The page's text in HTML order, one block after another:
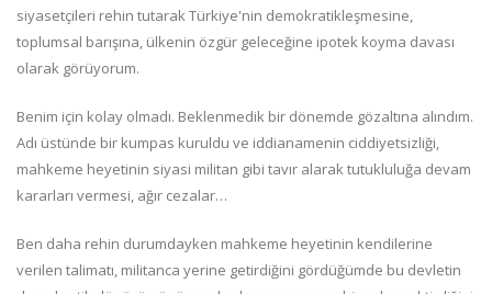
siyasetçileri rehin tutarak Türkiye'nin demokratikleşmesine,
toplumsal barışına, ülkenin özgür geleceğine ipotek koyma davası
olarak görüyorum.
Benim için kolay olmadı. Beklenmedik bir dönemde gözaltına alındım.
Adı üstünde bir kumpas kuruldu ve iddianamenin ciddiyetsizliği,
mahkeme heyetinin siyasi militan gibi tavır alarak tutukluluğa devam
kararları vermesi, ağır cezalar…
Ben daha rehin durumdayken mahkeme heyetinin kendilerine
verilen talimatı, militanca yerine getirdiğini gördüğümde bu devletin